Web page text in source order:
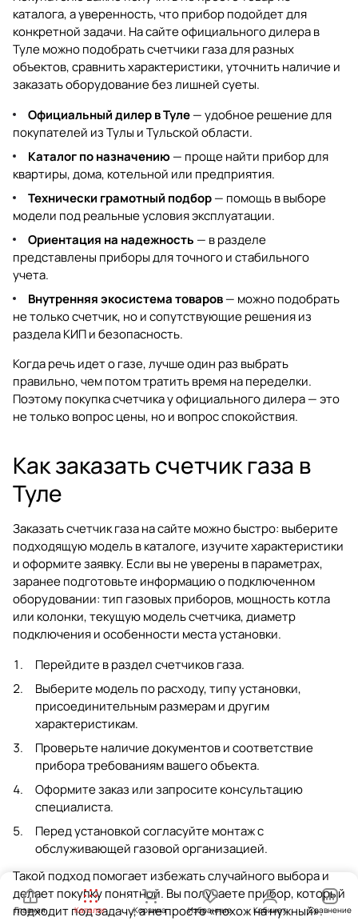
каталога, а уверенность, что прибор подойдет для
конкретной задачи. На сайте официального дилера в
Туле можно подобрать счетчики газа для разных
объектов, сравнить характеристики, уточнить наличие и
заказать оборудование без лишней суеты.
Официальный дилер в Туле— удобное решение для
покупателей из Тулы и Тульской области.
Каталог по назначению— проще найти прибор для
квартиры, дома, котельной или предприятия.
Технически грамотный подбор— помощь в выборе
модели под реальные условия эксплуатации.
Ориентация на надежность — в разделе
представлены приборы для точного и стабильного
учета.
Внутренняя экосистема товаров— можно подобрать
не только счетчик, но и сопутствующие решения из
разделаКИП и безопасность.
Когда речь идет о газе, лучше один раз выбрать
правильно, чем потом тратить время на переделки.
Поэтому покупка счетчика у официального дилера — это
не только вопрос цены, но и вопрос спокойствия.
Как заказать счетчик газа в
Туле
Заказать счетчик газа на сайте можно быстро: выберите
подходящую модель в каталоге, изучите характеристики
и оформите заявку. Если вы не уверены в параметрах,
заранее подготовьте информацию о подключенном
оборудовании: тип газовых приборов, мощность котла
или колонки, текущую модель счетчика, диаметр
подключения и особенности места установки.
Перейдите в разделсчетчиков газа.
Выберите модель по расходу, типу установки,
присоединительным размерам и другим
характеристикам.
Проверьте наличие документов и соответствие
прибора требованиям вашего объекта.
Оформите заказ или запросите консультацию
специалиста.
Перед установкой согласуйте монтаж с
обслуживающей газовой организацией.
Такой подход помогает избежать случайного выбора и
делает покупку понятной. Вы получаете прибор, который
подходит под задачу, а не просто «похож на нужный».
Главная Каталог Корзина Избранные Кабинет Сравнение